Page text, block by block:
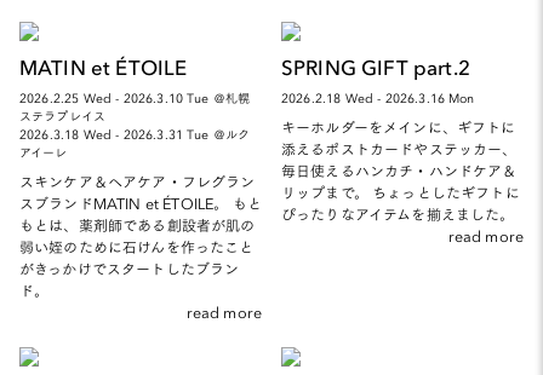
MATIN et ÉTOILE
2026.2.25 Wed - 2026.3.10 Tue ＠札幌
ステラプレイス
2026.3.18 Wed - 2026.3.31 Tue ＠ルク
アイーレ
スキンケア＆ヘアケア・フレグラン
スブランドMATIN et ÉTOILE。 もと
もとは、薬剤師である創設者が肌の
弱い姪のために石けんを作ったこと
がきっかけでスタートしたブラン
ド。
read more
SPRING GIFT part.2
2026.2.18 Wed - 2026.3.16 Mon
キーホルダーをメインに、ギフトに
添えるポストカードやステッカー、
毎日使えるハンカチ・ハンドケア＆
リップまで。 ちょっとしたギフトに
ぴったりなアイテムを揃えました。
read more